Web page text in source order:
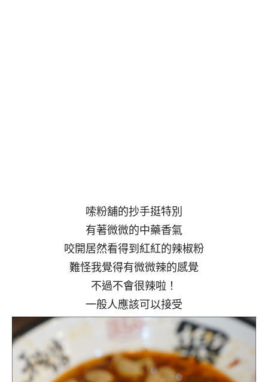
嗦粉舖的抄手挺特別
有著微微的中藥香氣
咬開居然看得到紅紅的辣椒粉
難怪我覺得有微微辣的感覺
不過不會很辣啦！
一般人應該可以接受